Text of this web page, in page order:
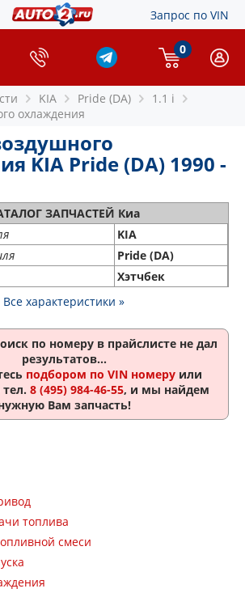
Запрос по VIN
0
KIA Pride (DA)
1.1 i
охлаждения
KIA Pride (DA) 1990 -
ЗАПЧАСТЕЙ Киа
KIA
Pride (DA)
Хэтчбек
Все характеристики »
по номеру в прайслисте не дал
результатов...
подбором по VIN номеруили
8 (495) 984-46-55, и мы найдем
Вам запчасть!
топлива
смеси